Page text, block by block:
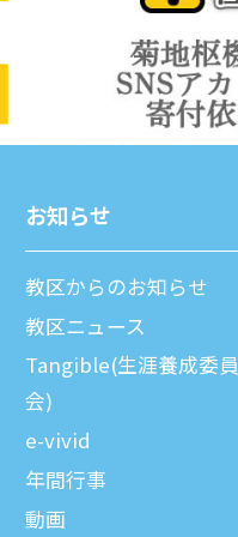
お知らせ
教区からのお知らせ
教区ニュース
Tangible(生涯養成委員
会)
e-vivid
年間⾏事
動画